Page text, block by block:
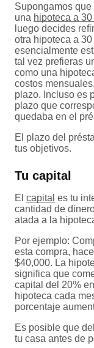
Supongamos
una hipoteca a
luego decides
otra hipoteca a
esencialmente
tal vez prefieras
como una
costos
plazo. Incluso es
plazo que
quedaba en el
El plazo del
tus objetivos.
Tu capital
El capital es tu
cantidad de
atada a la
Por ejemplo:
esta compra,
$40,000. La
significa que
capital del 20%
hipoteca cada
porcentaje
Es posible que
tu casa antes de